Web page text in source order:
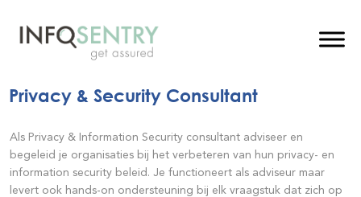
Privacy & Security Consultant
Als Privacy & Information Security consultant adviseer en
begeleid je organisaties bij het verbeteren van hun privacy- en
information security beleid. Je functioneert als adviseur maar
levert ook hands-on ondersteuning bij elk vraagstuk dat zich op